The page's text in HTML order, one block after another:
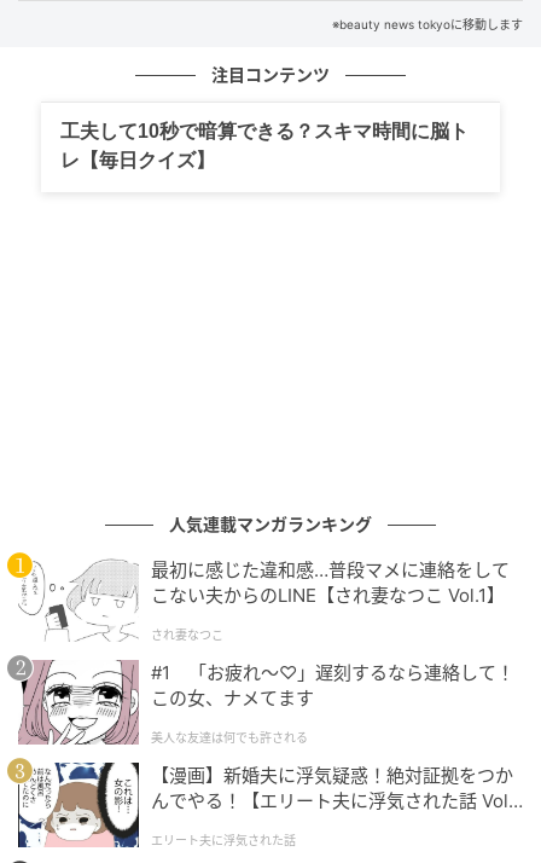
安心感を覚える理由はこれ。男性が本命にだ
け変わる“空気の作り方”※beauty news tokyoに移動します
注目コンテンツ
工夫して10秒で暗算できる？スキマ時間に脳ト
レ【毎日クイズ】
人気連載マンガランキング
最初に感じた違和感…普段マメに連絡をして
こない夫からのLINE【され妻なつこ Vol.1】
され妻なつこ
#1 「お疲れ〜♡」遅刻するなら連絡して！
この女、ナメてます
美人な友達は何でも許される
【漫画】新婚夫に浮気疑惑！絶対証拠をつか
んでやる！【エリート夫に浮気された話 Vol.
エリート夫に浮気された話